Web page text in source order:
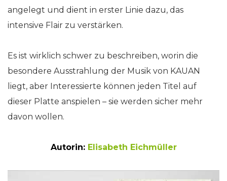
angelegt und dient in erster Linie dazu, das
intensive Flair zu verstärken.
Es ist wirklich schwer zu beschreiben, worin die
besondere Ausstrahlung der Musik von KAUAN
liegt, aber Interessierte können jeden Titel auf
dieser Platte anspielen – sie werden sicher mehr
davon wollen.
Autorin: Elisabeth Eichmüller